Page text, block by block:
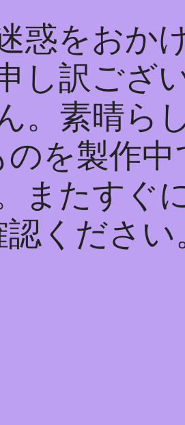
惑をおか
し訳ござ
。素晴ら
のを製作中
またすぐ
認ください